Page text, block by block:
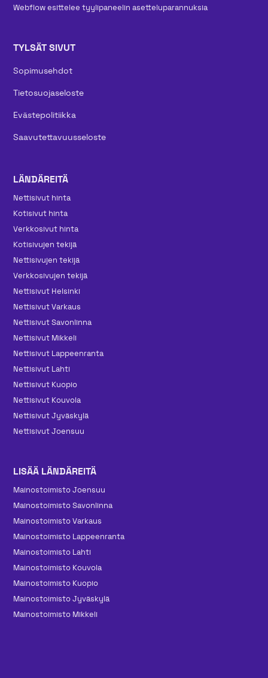
Webflow esittelee tyylipaneelin asetteluparannuksia
TYLSÄT SIVUT
Sopimusehdot
Tietosuojaseloste
Evästepolitiikka
Saavutettavuusseloste
LÄNDÄREITÄ
Nettisivut hinta
Kotisivut hinta
Verkkosivut hinta
Kotisivujen tekijä
Nettisivujen tekijä
Verkkosivujen tekijä
Nettisivut Helsinki
Nettisivut Varkaus
Nettisivut Savonlinna
Nettisivut Mikkeli
Nettisivut Lappeenranta
Nettisivut Lahti
Nettisivut Kuopio
Nettisivut Kouvola
Nettisivut Jyväskylä
Nettisivut Joensuu
LISÄÄ LÄNDÄREITÄ
Mainos­toimisto Joensuu
Mainos­toimisto Savonlinna
Mainos­toimisto Varkaus
Mainos­toimisto Lappeenranta
Mainos­toimisto Lahti
Mainos­toimisto Kouvola
Mainos­toimisto Kuopio
Mainos­toimisto Jyväskylä
Mainos­toimisto Mikkeli